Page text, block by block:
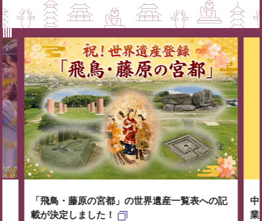
「飛鳥・藤原の宮都」の世界遺産一覧表への記
載が決定しました！
中
業